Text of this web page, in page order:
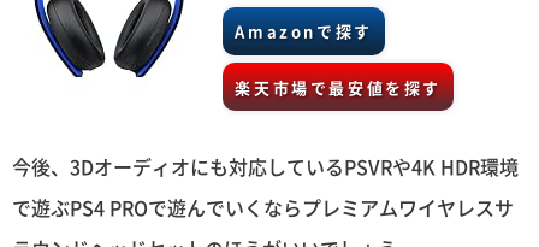
Amazonで探す
楽天市場で最安値を探す
今後、3Dオーディオにも対応しているPSVRや4K HDR環境
で遊ぶPS4 PROで遊んでいくならプレミアムワイヤレスサ